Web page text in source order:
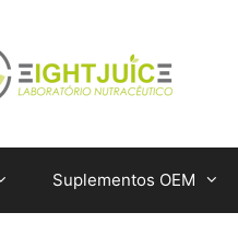
Suplementos OEM